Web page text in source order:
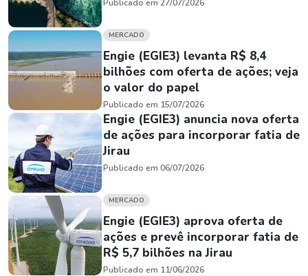
Publicado em 27/07/2026
MERCADO
Engie (EGIE3) levanta R$ 8,4
bilhões com oferta de ações; veja
o valor do papel
Publicado em 15/07/2026
Engie (EGIE3) anuncia nova oferta
de ações para incorporar fatia de
Jirau
Publicado em 06/07/2026
MERCADO
Engie (EGIE3) aprova oferta de
ações e prevê incorporar fatia de
R$ 5,7 bilhões na Jirau
Publicado em 11/06/2026